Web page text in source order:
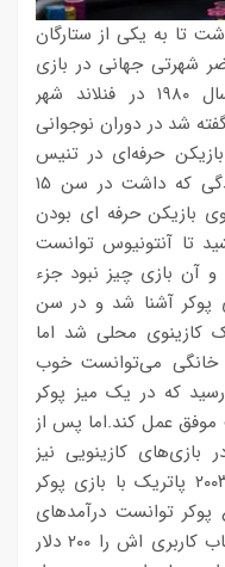
تا به یکی از ستارگان
شهرتی جهانی در بازی
پوکر دارد. پاتریک آنتونیوس در سال ۱۹۸۰ در فنلاند شهر
شد در دوران نوجوانی
حرفه‌ای در تنیس
شناخته شود اما به خاطر آسیب دیدگی که داشت در سن ۱۵
بازیکن حرفه ای بودن
تا آنتونیوس توانست
آن بازی چیز نبود جزء
پوکر آشنا شد و در سن
کازینوی محلی شد اما
خانگی می‌توانست خوب
که در یک میز پوکر
عمل کند.اما پس از
کازینویی نیز
جایگاه خوبی به دست آورد. درسال ۲۰۰۳ پاتریک با بازی پوکر
پوکر توانست درآمدهای
بسیاری را کسب کند. او در ابتدا حساب کاربری اش را ۲۰۰ دلار